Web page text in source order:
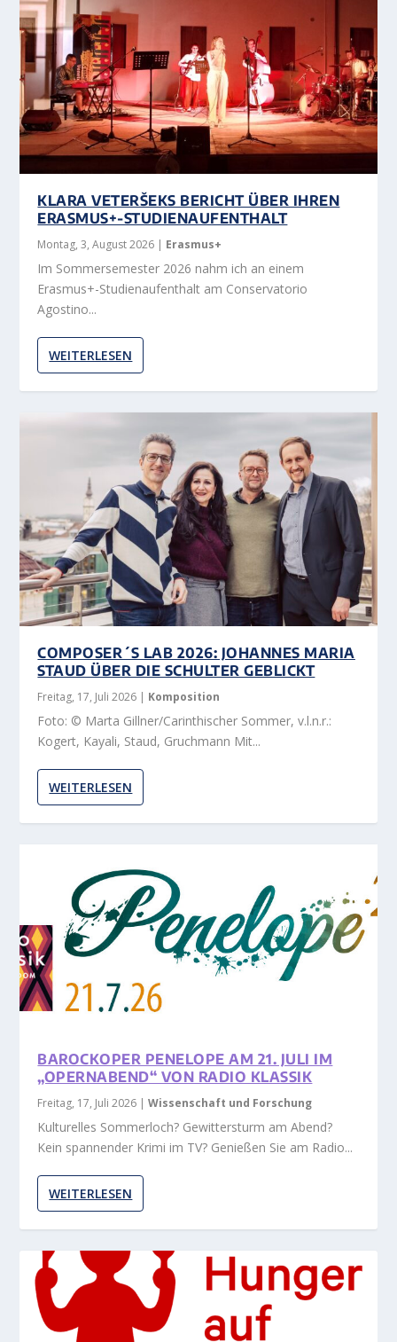
KLARA VETERŠEKS BERICHT ÜBER IHREN
ERASMUS+-STUDIENAUFENTHALT
Montag, 3, August 2026 | Erasmus+
Im Sommersemester 2026 nahm ich an einem
Erasmus+-Studienaufenthalt am Conservatorio
Agostino...
WEITERLESEN
COMPOSER´S LAB 2026: JOHANNES MARIA
STAUD ÜBER DIE SCHULTER GEBLICKT
Freitag, 17, Juli 2026 | Komposition
Foto: © Marta Gillner/Carinthischer Sommer, v.l.n.r.:
Kogert, Kayali, Staud, Gruchmann Mit...
WEITERLESEN
BAROCKOPER PENELOPE AM 21. JULI IM
„OPERNABEND“ VON RADIO KLASSIK
Freitag, 17, Juli 2026 |Wissenschaft und Forschung
Kulturelles Sommerloch? Gewittersturm am Abend?
Kein spannender Krimi im TV? Genießen Sie am Radio...
WEITERLESEN